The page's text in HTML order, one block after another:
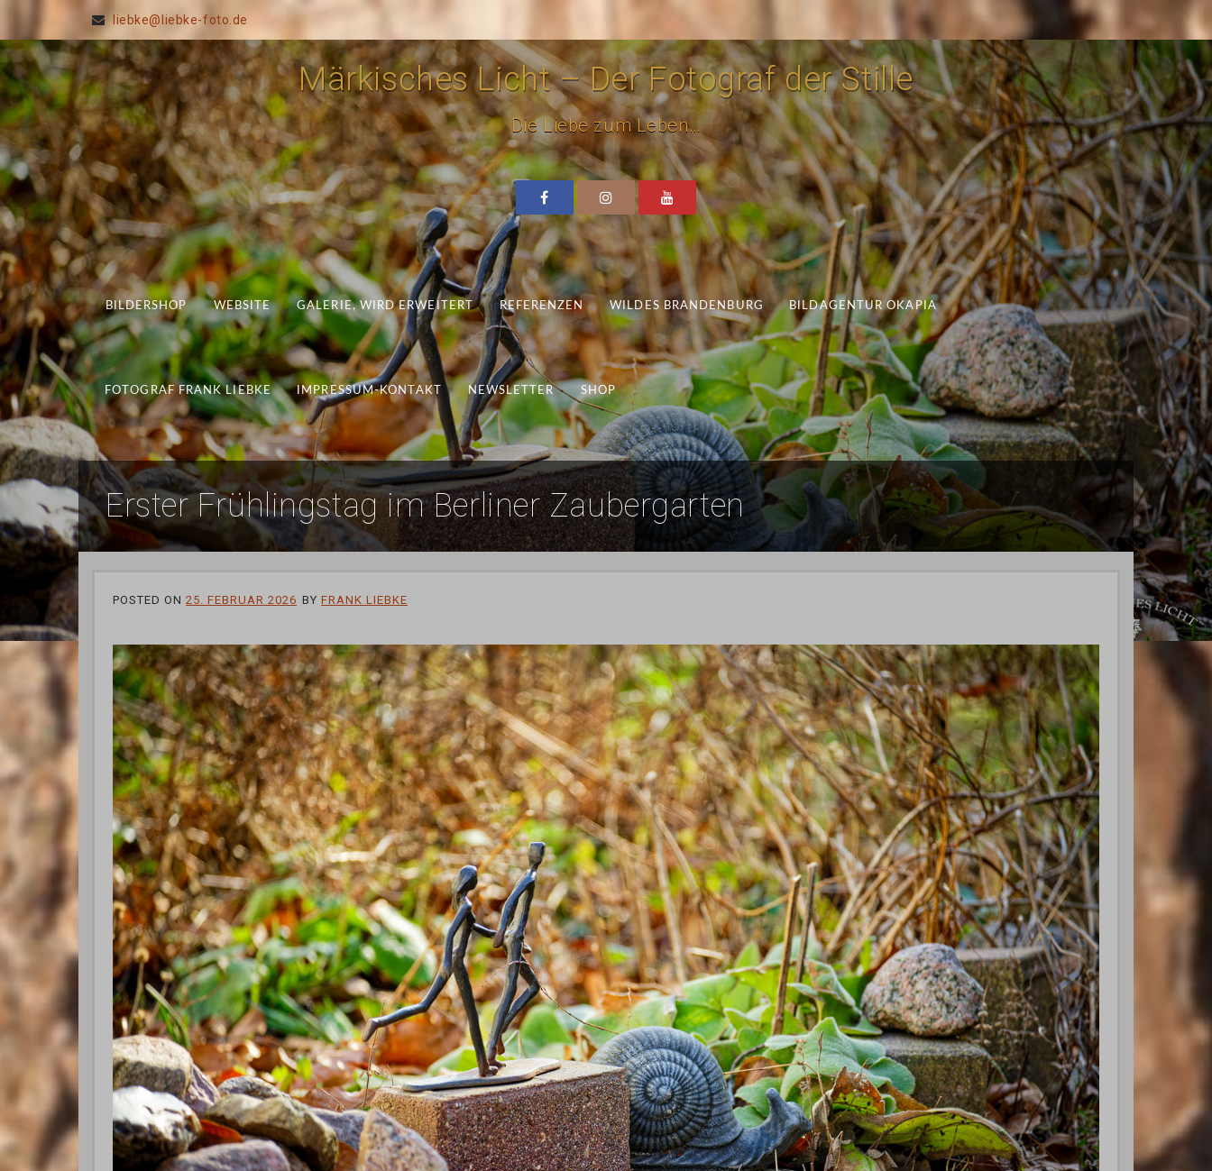
liebke@liebke-foto.de
Märkisches Licht – Der Fotograf der Stille
Die Liebe zum Leben…
BILDERSHOP WEBSITE GALERIE, WIRD ERWEITERT REFERENZEN WILDES BRANDENBURG BILDAGENTUR OKAPIA
FOTOGRAF FRANK LIEBKE IMPRESSUM-KONTAKT NEWSLETTER SHOP
Erster Frühlingstag im Berliner Zaubergarten
POSTED ON 25. FEBRUAR 2026 BY FRANK LIEBKE